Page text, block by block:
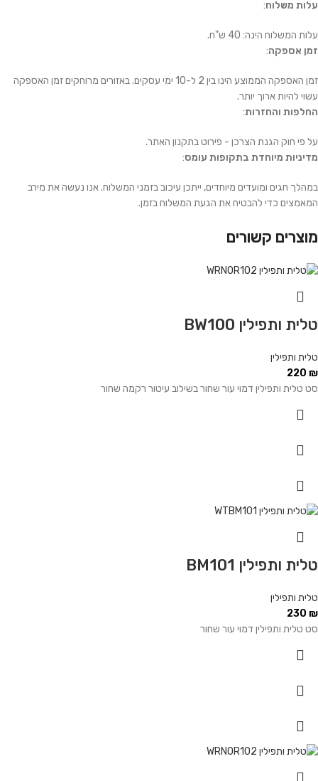
עלות משלוח:
עלות המשלוח הינה: 40 ש"ח.
זמן אספקה:
זמן האספקה הממוצע הינו בין 2 ל-10 ימי עסקים. באזורים מרוחקים זמן האספקה
עשוי להיות ארוך יותר.
החלפות והחזרות:
על פי חוק הגנת הצרכן - פירוט בתקנון האתר.
מדיניות מיוחדת בתקופות עומס:
במהלך חגים ומועדים מיוחדים, ייתכן עיכוב בזמני המשלוח. אנו נעשה את מירב
המאמצים כדי להבטיח את הגעת המשלוח בזמן.
מוצרים קשורים
טלית ותפילין BW100
טלית ותפילין
220 ₪
סט טלית ותפילין דמוי עור שחור בשילוב עיטור רקמה שחור
טלית ותפילין BM101
טלית ותפילין
230 ₪
סט טלית ותפילין דמוי עור שחור